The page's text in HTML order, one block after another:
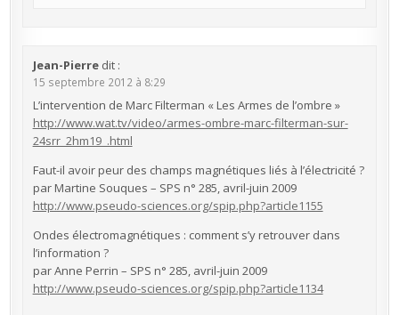
Jean-Pierre dit :
15 septembre 2012 à 8:29
L’intervention de Marc Filterman « Les Armes de l’ombre »
http://www.wat.tv/video/armes-ombre-marc-filterman-sur-
24srr_2hm19_.html
Faut-il avoir peur des champs magnétiques liés à l’électricité ?
par Martine Souques – SPS n° 285, avril-juin 2009
http://www.pseudo-sciences.org/spip.php?article1155
Ondes électromagnétiques : comment s’y retrouver dans
l’information ?
par Anne Perrin – SPS n° 285, avril-juin 2009
http://www.pseudo-sciences.org/spip.php?article1134